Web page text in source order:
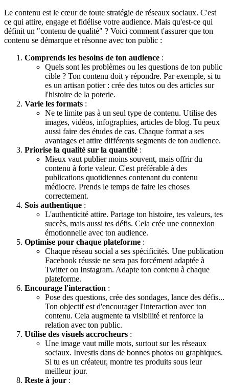
Le contenu est le cœur de toute stratégie de réseaux sociaux. C'est
ce qui attire, engage et fidélise votre audience. Mais qu'est-ce qui
définit un "contenu de qualité" ? Voici comment t'assurer que ton
contenu se démarque et résonne avec ton public :
Comprends les besoins de ton audience :
Quels sont les problèmes ou les questions de ton public
cible ? Ton contenu doit y répondre. Par exemple, si tu
es un artisan potier : crée des tutos ou des articles sur
l'histoire de la poterie.
Varie les formats :
Ne te limite pas à un seul type de contenu. Utilise des
images, vidéos, infographies, articles de blog. Tu peux
aussi faire des études de cas. Chaque format a ses
avantages et attire différents segments de ton audience.
Priorise la qualité sur la quantité :
Mieux vaut publier moins souvent, mais offrir du
contenu à forte valeur. C'est préférable à des
publications quotidiennes contenant du contenu
médiocre. Prends le temps de faire les choses
correctement.
Sois authentique :
L'authenticité attire. Partage ton histoire, tes valeurs, tes
succès, mais aussi tes défis. Cela crée une connexion
émotionnelle avec ton audience.
Optimise pour chaque plateforme :
Chaque réseau social a ses spécificités. Une publication
Facebook réussie ne sera pas forcément adaptée à
Twitter ou Instagram. Adapte ton contenu à chaque
plateforme.
Encourage l'interaction :
Pose des questions, crée des sondages, lance des défis...
Ton objectif est d'encourager l'interaction avec ton
contenu. Cela augmente ta visibilité et renforce la
relation avec ton public.
Utilise des visuels accrocheurs :
Une image vaut mille mots, surtout sur les réseaux
sociaux. Investis dans de bonnes photos ou graphiques.
Si tu es un créateur, montre tes produits sous leur
meilleur jour.
Reste à jour :